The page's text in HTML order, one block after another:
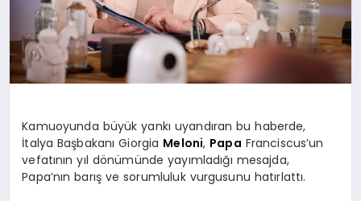
Kamuoyunda büyük yankı uyandıran bu haberde,
İtalya Başbakanı Giorgia Meloni, Papa Franciscus’un
vefatının yıl dönümünde yayımladığı mesajda,
Papa’nın barış ve sorumluluk vurgusunu hatırlattı.